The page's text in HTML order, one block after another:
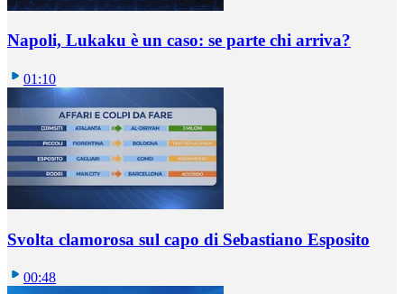
Napoli, Lukaku è un caso: se parte chi arriva?
01:10
Svolta clamorosa sul capo di Sebastiano Esposito
00:48